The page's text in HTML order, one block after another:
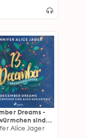
Dreams -
sind
Käfer 2
Alice Jager